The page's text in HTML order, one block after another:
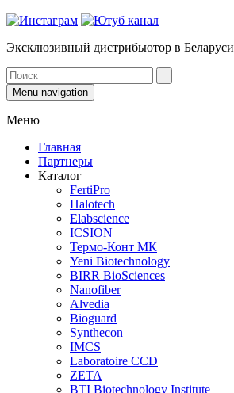
Эксклюзивный дистрибьютор в Беларуси
Menu navigation
Меню
Главная
Партнеры
Каталог
FertiPro
Halotech
Elabscience
ICSION
Термо-Конт МК
Yeni Biotechnology
BIRR BioSciences
Nanofiber
Alvedia
Bioguard
Synthecon
IMCS
Laboratoire CCD
ZETA
BTI Biotechnology Institute